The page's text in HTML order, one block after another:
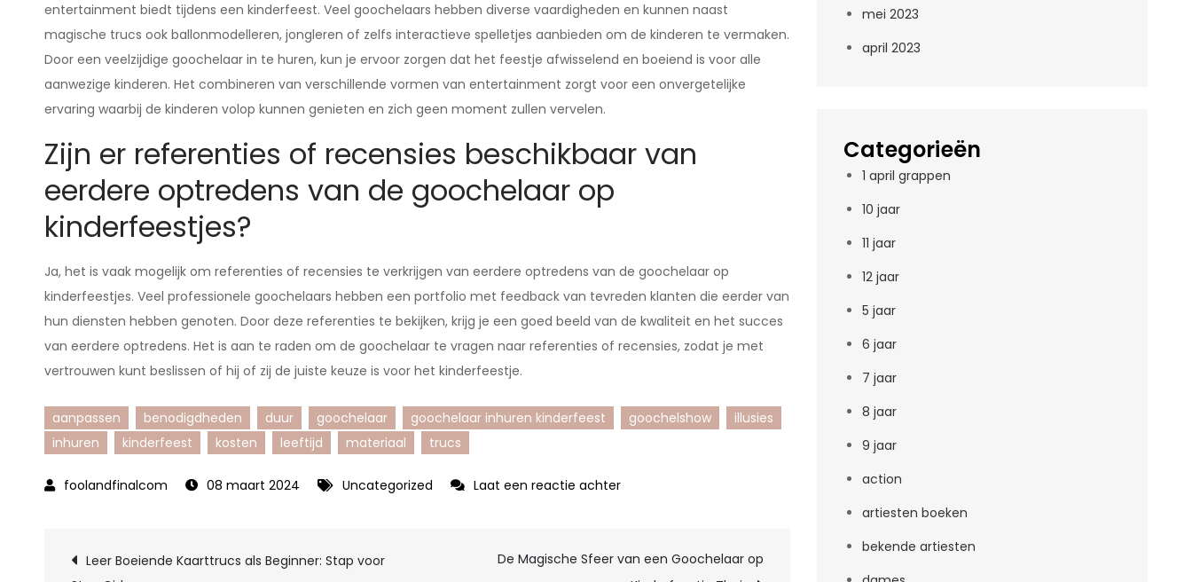
entertainment biedt tijdens een kinderfeest. Veel goochelaars hebben diverse vaardigheden en kunnen naast
magische trucs ook ballonmodelleren, jongleren of zelfs interactieve spelletjes aanbieden om de kinderen te vermaken.
Door een veelzijdige goochelaar in te huren, kun je ervoor zorgen dat het feestje afwisselend en boeiend is voor alle
aanwezige kinderen. Het combineren van verschillende vormen van entertainment zorgt voor een onvergetelijke
ervaring waarbij de kinderen volop kunnen genieten en zich geen moment zullen vervelen.
Zijn er referenties of recensies beschikbaar van
eerdere optredens van de goochelaar op
kinderfeestjes?
Ja, het is vaak mogelijk om referenties of recensies te verkrijgen van eerdere optredens van de goochelaar op
kinderfeestjes. Veel professionele goochelaars hebben een portfolio met feedback van tevreden klanten die eerder van
hun diensten hebben genoten. Door deze referenties te bekijken, krijg je een goed beeld van de kwaliteit en het succes
van eerdere optredens. Het is aan te raden om de goochelaar te vragen naar referenties of recensies, zodat je met
vertrouwen kunt beslissen of hij of zij de juiste keuze is voor het kinderfeestje.
aanpassen benodigdheden duur goochelaar goochelaar inhuren kinderfeest goochelshow
illusies
inhuren
kinderfeest kosten leeftijd materiaal trucs
08 maart 2024 Uncategorized Laat een reactie achterop
Goochelaar
Berichtnavigatie
Leer Boeiende Kaarttrucs als Beginner: Stap voor
De Magische Sfeer van een Goochelaar op
mei 2023
april 2023
Categorieën
1 april grappen
10 jaar
11 jaar
12 jaar
5 jaar
6 jaar
7 jaar
8 jaar
9 jaar
action
artiesten boeken
bekende artiesten